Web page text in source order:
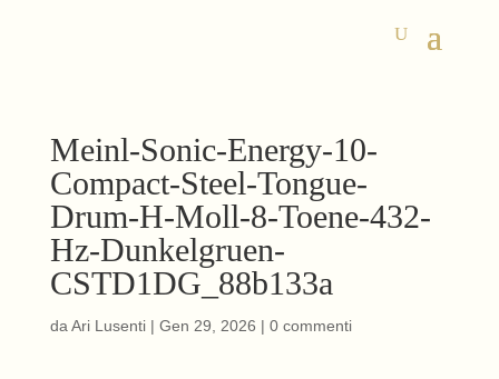
Meinl-Sonic-Energy-10-
Compact-Steel-Tongue-
Drum-H-Moll-8-Toene-432-
Hz-Dunkelgruen-
CSTD1DG_88b133a
da Ari Lusenti| Gen 29, 2026 | 0 commenti